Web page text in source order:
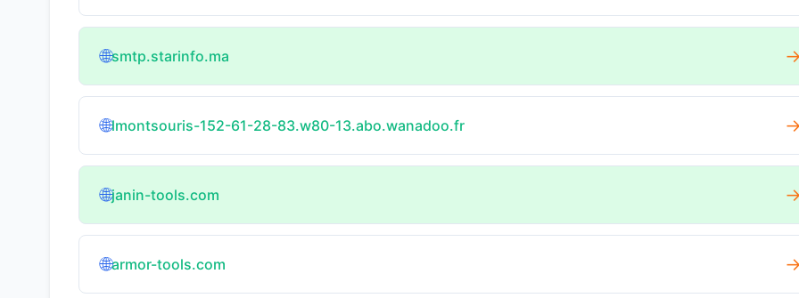
🌐smtp.starinfo.ma →
🌐lmontsouris-152-61-28-83.w80-13.abo.wanadoo.fr →
🌐janin-tools.com →
🌐armor-tools.com →